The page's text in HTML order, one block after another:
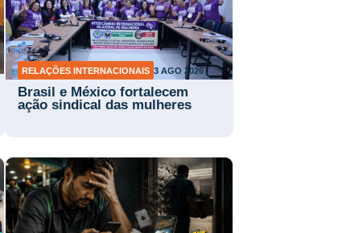
RELAÇÕES INTERNACIONAIS 3 AGO 2026
Brasil e México fortalecem
ação sindical das mulheres